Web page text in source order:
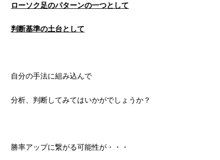
ローソク足のパターンの一つとして
判断基準の土台として
自分の手法に組み込んで
分析、判断してみてはいかがでしょうか？
勝率アップに繋がる可能性が・・・